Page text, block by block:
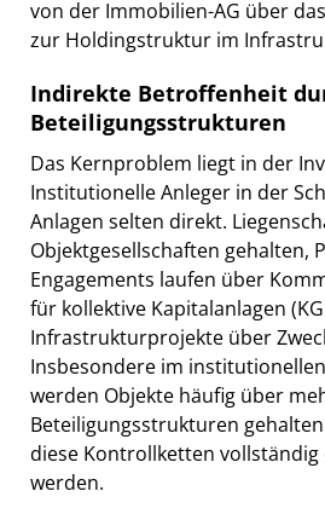
von der Immobilien-AG über
zur Holdingstruktur im
Indirekte Betroffenheit
Beteiligungsstrukturen
Das Kernproblem liegt in der
Institutionelle Anleger in der
Anlagen selten direkt.
Objektgesellschaften gehalten,
Engagements laufen über
für kollektive Kapitalanlagen
Infrastrukturprojekte über
Insbesondere im
werden Objekte häufig über
Beteiligungsstrukturen
diese Kontrollketten
werden.